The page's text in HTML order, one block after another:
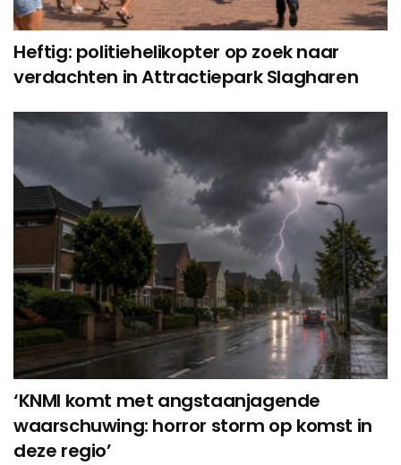
Heftig: politiehelikopter op zoek naar
verdachten in Attractiepark Slagharen
‘KNMI komt met angstaanjagende
waarschuwing: horror storm op komst in
deze regio’